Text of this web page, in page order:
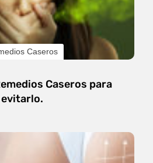
Caseros
Caseros para
evitarlo.